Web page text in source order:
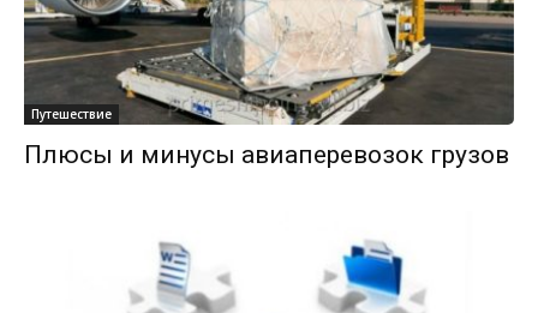
Путешествие
Плюсы и минусы авиаперевозок грузов